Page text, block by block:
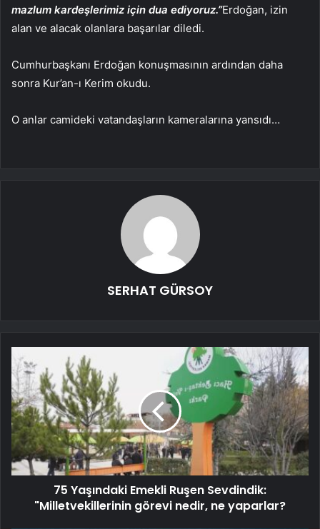
mazlum kardeşlerimiz için dua ediyoruz.”Erdoğan, izin
alan ve alacak olanlara başarılar diledi.
Cumhurbaşkanı Erdoğan konuşmasının ardından daha
sonra Kur’an-ı Kerim okudu.
O anlar camideki vatandaşların kameralarına yansıdı…
SERHAT GÜRSOY
75 Yaşındaki Emekli Ruşen Sevdindik:
"Milletvekillerinin görevi nedir, ne yaparlar?